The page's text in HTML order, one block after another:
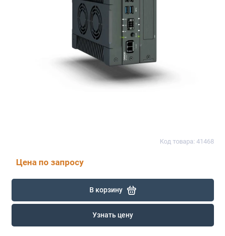
Код товара: 41468
Цена по запросу
В корзину
Узнать цену